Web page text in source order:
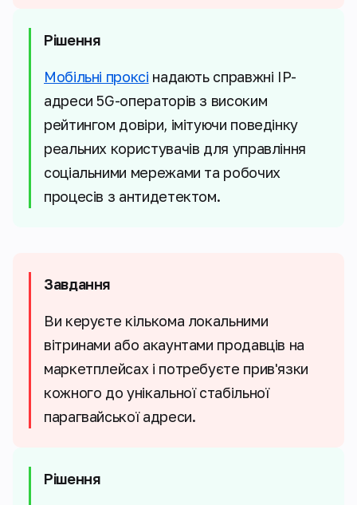
Рішення
Мобільні проксі надають справжні IP-
адреси 5G-операторів з високим
рейтингом довіри, імітуючи поведінку
реальних користувачів для управління
соціальними мережами та робочих
процесів з антидетектом.
Завдання
Ви керуєте кількома локальними
вітринами або акаунтами продавців на
маркетплейсах і потребуєте прив'язки
кожного до унікальної стабільної
парагвайської адреси.
Рішення